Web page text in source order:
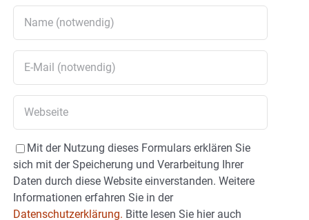
Mit der Nutzung dieses Formulars erklären Sie
sich mit der Speicherung und Verarbeitung Ihrer
Daten durch diese Website einverstanden. Weitere
Informationen erfahren Sie in der
Datenschutzerklärung. Bitte lesen Sie hier auch